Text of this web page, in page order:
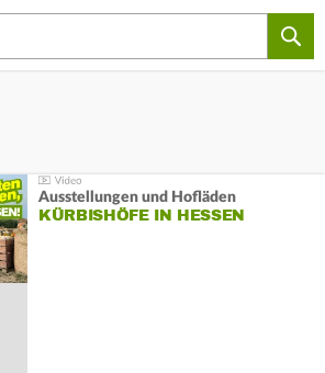
Ausstellungen und Hofläden
KÜRBISHÖFE IN HESSEN